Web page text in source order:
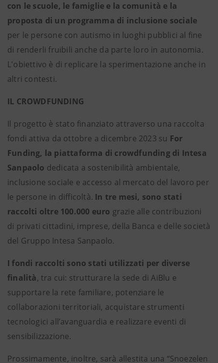
con le scuole, le famiglie e la comunità e la
proposta di un programma di inclusione sociale
per le persone con autismo in luoghi pubblici al fine
di renderli fruibili anche da parte loro in autonomia.
L'obiettivo è di replicare la sperimentazione anche in
altri contesti.
IL CROWDFUNDING
Il progetto è stato finanziato attraverso una raccolta
fondi attiva da ottobre a dicembre 2023 su For
Funding, la piattaforma di crowdfunding di Intesa
Sanpaolo dedicata a sostenibilità ambientale,
inclusione sociale e accesso al mercato del lavoro per
le persone in difficoltà. In tre mesi, sono stati
raccolti oltre 100.000 euro grazie alle contribuzioni
di privati cittadini, imprese, della Banca e delle società
del Gruppo Intesa Sanpaolo.
I fondi raccolti sono stati utilizzati per diverse
finalità, tra cui: strutturare la sede di AiBlu e
supportare la rete familiare, potenziare le
collaborazioni territoriali, acquistare strumenti
tecnologici all’avanguardia e realizzare eventi di
sensibilizzazione.
Prossimamente, inoltre, sarà allestita una “Snoezelen